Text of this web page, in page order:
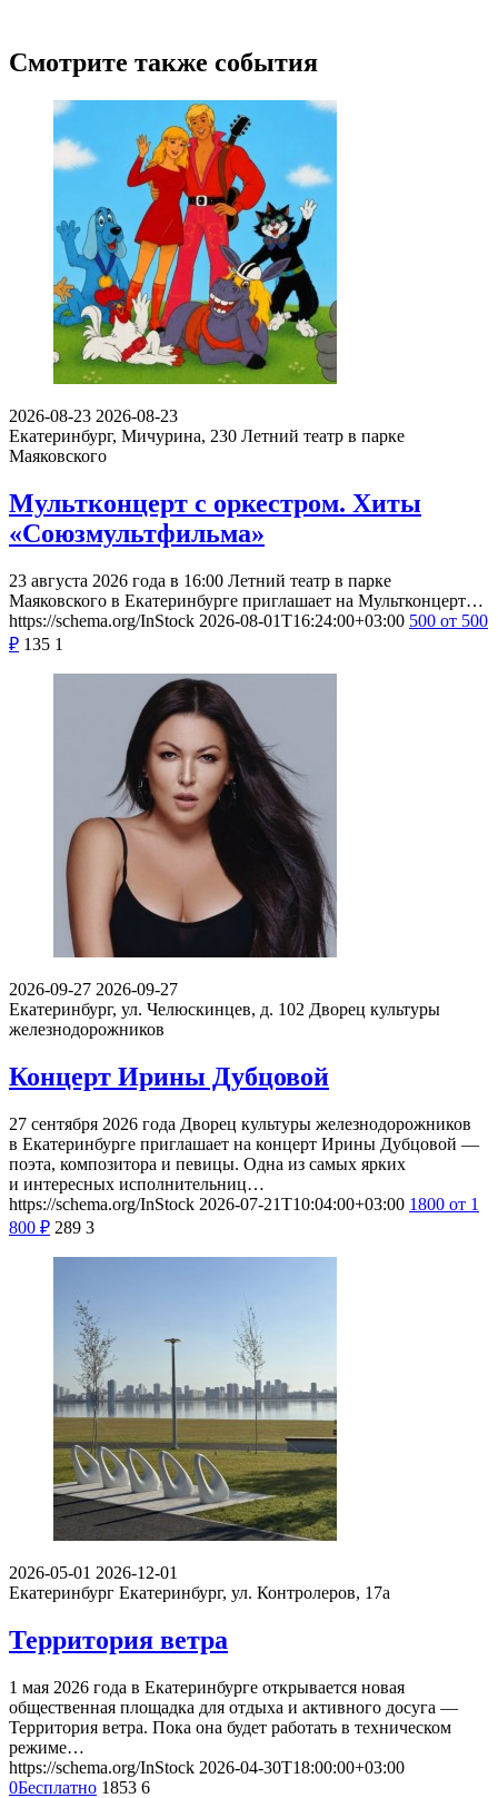
Смотрите также события
2026-08-23 2026-08-23
Екатеринбург, Мичурина, 230 Летний театр в парке
Маяковского
Мультконцерт с оркестром. Хиты
«Союзмультфильма»
23 августа 2026 года в 16:00 Летний театр в парке
Маяковского в Екатеринбурге приглашает на Мультконцерт…
https://schema.org/InStock 2026-08-01T16:24:00+03:00 500 от 500
₽ 135 1
2026-09-27 2026-09-27
Екатеринбург, ул. Челюскинцев, д. 102 Дворец культуры
железнодорожников
Концерт Ирины Дубцовой
27 сентября 2026 года Дворец культуры железнодорожников
в Екатеринбурге приглашает на концерт Ирины Дубцовой —
поэта, композитора и певицы. Одна из самых ярких
и интересных исполнительниц…
https://schema.org/InStock 2026-07-21T10:04:00+03:00 1800 от 1
800 ₽ 289 3
2026-05-01 2026-12-01
Екатеринбург Екатеринбург, ул. Контролеров, 17а
Территория ветра
1 мая 2026 года в Екатеринбурге открывается новая
общественная площадка для отдыха и активного досуга —
Территория ветра. Пока она будет работать в техническом
режиме…
https://schema.org/InStock 2026-04-30T18:00:00+03:00
0Бесплатно 1853 6